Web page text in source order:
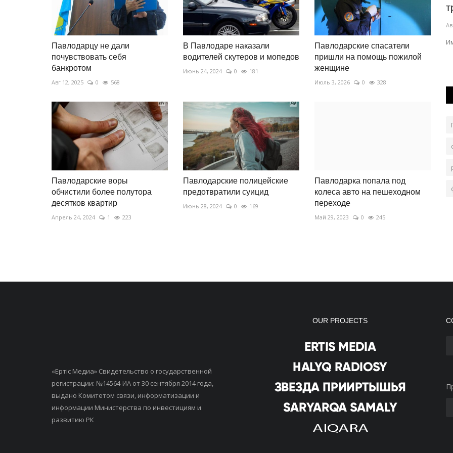
Павлодарцу не дали
почувствовать себя
банкротом
Авг 12, 2025 0 568
В Павлодаре наказали
водителей скутеров и мопедов
Июнь 24, 2024 0 181
Павлодарские спасатели
пришли на помощь пожилой
женщине
Июль 3, 2026 0 328
Павлодарские воры
обчистили более полутора
десятков квартир
Апрель 24, 2024 1 223
Павлодарские полицейские
предотвратили суицид
Июнь 28, 2024 0 169
Павлодарка попала под
колеса авто на пешеходном
переходе
Май 29, 2023 0 245
Павлодарского Прииртышья 35
веков...
Открытие учёных позволит создать надёжную базу
для изучения позднего бронзового...
вокзалы Павлодарской...
Авг 5, 2026 160
Обновление стало возможным благодаря программе
модернизации 124 железнодорожных...
«Ертiс Медиа» Свидетельство о государственной
регистрации: №14564-ИА от 30 сентября 2014 года,
выдано Комитетом связи, информатизации и
информации Министерства по инвестициям и
развитию РК
OUR PROJECTS